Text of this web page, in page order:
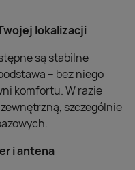
lokalizacji
są stabilne
– bez niego
komfortu. W razie
szczególnie
i antena